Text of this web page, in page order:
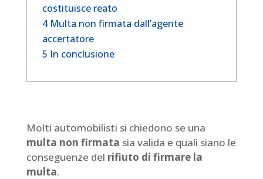
costituisce reato
4Multa non firmata dall’agente
accertatore
5 In conclusione
Molti automobilisti si chiedono se una
multa non firmata sia valida e quali siano le
conseguenze del rifiuto di firmare la
multa.